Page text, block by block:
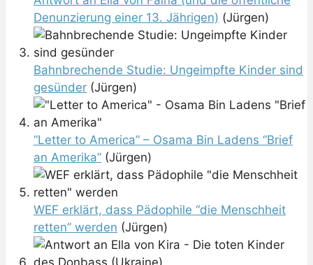
Denunzierung einer 13. Jährigen) (Jürgen)
Bahnbrechende Studie: Ungeimpfte Kinder sind
gesünder (Jürgen)
“Letter to America” – Osama Bin Ladens “Brief
an Amerika” (Jürgen)
WEF erklärt, dass Pädophile “die Menschheit
retten” werden (Jürgen)